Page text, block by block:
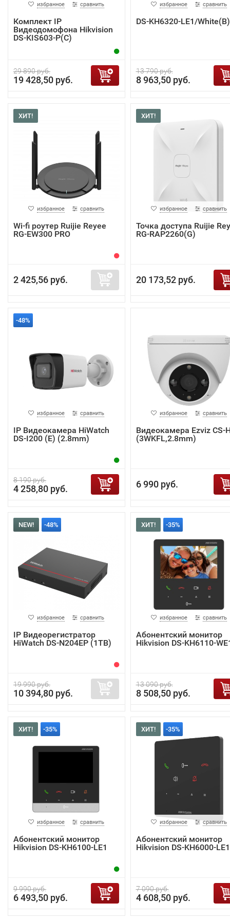
избранное сравнить
Комплект IP
Видеодомофона Hikvision
DS-KIS603-P(C)
29 890 руб.
19 428,50 руб.
избранное сравнить
DS-KH6320-LE1/White(B)
13 790 руб.
8 963,50 руб.
ХИТ!
избранное сравнить
Wi-fi роутер Ruijie Reyee
RG-EW300 PRO
2 425,56 руб.
ХИТ!
избранное сравнить
Точка доступа Ruijie
RG-RAP2260(G)
20 173,52 руб.
-48%
избранное сравнить
IP Видеокамера HiWatch
DS-I200 (E) (2.8mm)
8 190 руб.
4 258,80 руб.
избранное сравнить
Видеокамера Ezviz CS-
(3WKFL,2.8mm)
6 990 руб.
NEW! -48%
избранное сравнить
IP Видеорегистратор
HiWatch DS-N204EP (1TB)
19 990 руб.
10 394,80 руб.
ХИТ! -35%
избранное сравнить
Абонентский монитор
Hikvision DS-KH6110-
13 090 руб.
8 508,50 руб.
ХИТ! -35%
избранное сравнить
Абонентский монитор
Hikvision DS-KH6100-LE1
9 990 руб.
6 493,50 руб.
ХИТ! -35%
избранное сравнить
Абонентский монитор
Hikvision DS-KH6000-LE1
7 090 руб.
4 608,50 руб.